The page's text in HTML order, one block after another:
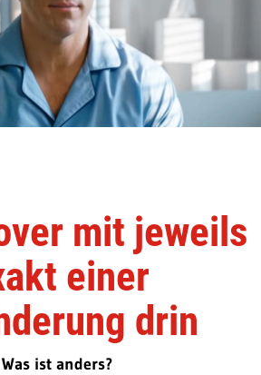
mit jeweils
einer
drin
Was ist anders?